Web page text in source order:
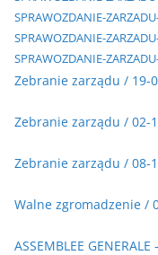
SPRAWOZDANIE-
SPRAWOZDANIE-
SPRAWOZDANIE-
Zebranie zarządu / 19-
Zebranie zarządu / 02-
Zebranie zarządu / 08-
Walne zgromadzenie /
ASSEMBLEE